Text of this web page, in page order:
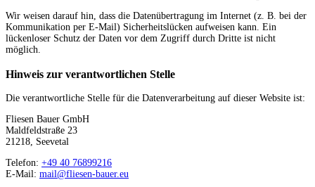
Wir weisen darauf hin, dass die Datenübertragung im Internet (z. B. bei der
Kommunikation per E-Mail) Sicherheitslücken aufweisen kann. Ein
lückenloser Schutz der Daten vor dem Zugriff durch Dritte ist nicht
möglich.
Hinweis zur verantwortlichen Stelle
Die verantwortliche Stelle für die Datenverarbeitung auf dieser Website ist:
Fliesen Bauer GmbH
Maldfeldstraße 23
21218, Seevetal
Telefon: +49 40 76899216
E-Mail: mail@fliesen-bauer.eu